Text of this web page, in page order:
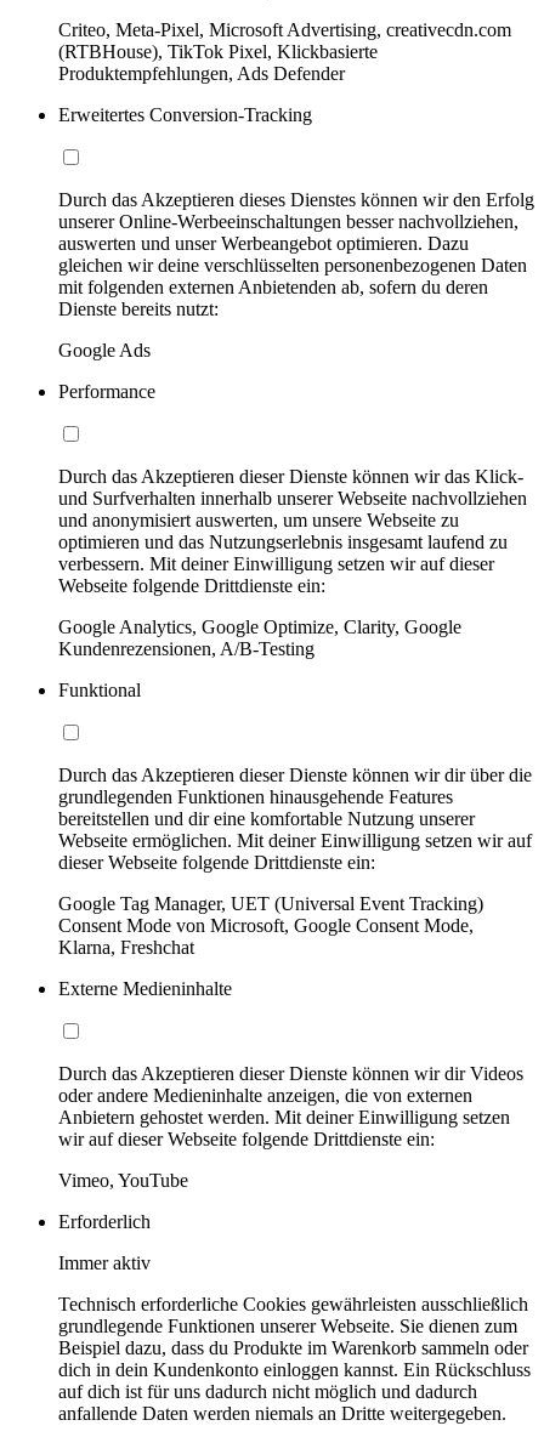
Criteo, Meta-Pixel, Microsoft Advertising, creativecdn.com
(RTBHouse), TikTok Pixel, Klickbasierte
Produktempfehlungen, Ads Defender
Erweitertes Conversion-Tracking
Durch das Akzeptieren dieses Dienstes können wir den Erfolg
unserer Online-Werbeeinschaltungen besser nachvollziehen,
auswerten und unser Werbeangebot optimieren. Dazu
gleichen wir deine verschlüsselten personenbezogenen Daten
mit folgenden externen Anbietenden ab, sofern du deren
Dienste bereits nutzt:
Google Ads
Performance
Durch das Akzeptieren dieser Dienste können wir das Klick-
und Surfverhalten innerhalb unserer Webseite nachvollziehen
und anonymisiert auswerten, um unsere Webseite zu
optimieren und das Nutzungserlebnis insgesamt laufend zu
verbessern. Mit deiner Einwilligung setzen wir auf dieser
Webseite folgende Drittdienste ein:
Google Analytics, Google Optimize, Clarity, Google
Kundenrezensionen, A/B-Testing
Funktional
Durch das Akzeptieren dieser Dienste können wir dir über die
grundlegenden Funktionen hinausgehende Features
bereitstellen und dir eine komfortable Nutzung unserer
Webseite ermöglichen. Mit deiner Einwilligung setzen wir auf
dieser Webseite folgende Drittdienste ein:
Google Tag Manager, UET (Universal Event Tracking)
Consent Mode von Microsoft, Google Consent Mode,
Klarna, Freshchat
Externe Medieninhalte
Durch das Akzeptieren dieser Dienste können wir dir Videos
oder andere Medieninhalte anzeigen, die von externen
Anbietern gehostet werden. Mit deiner Einwilligung setzen
wir auf dieser Webseite folgende Drittdienste ein:
Vimeo, YouTube
Erforderlich
Immer aktiv
Technisch erforderliche Cookies gewährleisten ausschließlich
grundlegende Funktionen unserer Webseite. Sie dienen zum
Beispiel dazu, dass du Produkte im Warenkorb sammeln oder
dich in dein Kundenkonto einloggen kannst. Ein Rückschluss
auf dich ist für uns dadurch nicht möglich und dadurch
anfallende Daten werden niemals an Dritte weitergegeben.